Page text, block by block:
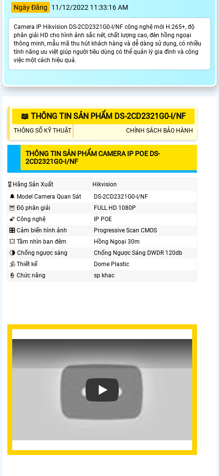
Ngày Đăng
11/12/2022 11:33:16 AM
Camera IP Hikvision DS-2CD2321G0-I/NF công nghệ mới H.265+, độ
phân giải HD cho hình ảnh sắc nét, chất lượng cao, đèn hồng ngoại
thông minh, mẫu mã thu hút khách hàng và dễ dàng sử dụng, có nhiều
tính năng ưu việt giúp người tiêu dùng có thể quản lý gia đình và công
việc một cách hiệu quả.
📖 THÔNG TIN SẢN PHẨM DS-2CD2321G0-I/NF
THÔNG SỐ KỸ THUẬT CHÍNH SÁCH BẢO HÀNH
THÔNG TIN SẢN PHẨM CAMERA IP POE DS-
2CD2321G0-I/NF
🎖️ Hãng Sản Xuất
Hikvision
🔔 Model Camera Quan Sát
DS-2CD2321G0-I/NF
🦉 Độ phân giải
FULL HD 1080P
🌠 Công nghệ
IP POE
🎛 Cảm biến hình ảnh
Progressive Scan CMOS
💥 Tầm nhìn ban đêm
Hồng Ngoại 30m
🌗 Chống ngược sáng
Chống Ngược Sáng DWDR 120db
🕉️ Thiết kế
Dome Plastic
👮 Chức năng
sp khac
Xem video Camera Hikvision DS-